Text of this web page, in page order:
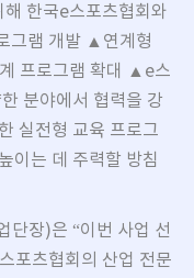
한국e스포츠협회와
그램 개발 ▲연계형
프로그램 확대 ▲e스
분야에서 협력을 강
실전형 교육 프로그
이는 데 주력할 방침
단장)은 “이번 사업 선
포츠협회의 산업 전문